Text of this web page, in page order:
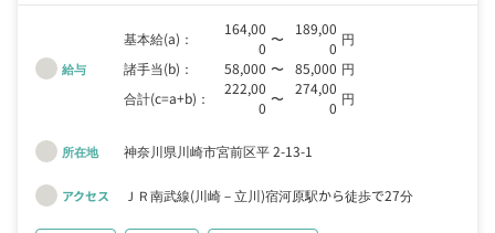
給与
基本給(a)：
164,00
0
〜
189,00
0
円
諸手当(b)：
58,000 〜 85,000 円
合計(c=a+b)：
222,00
0
〜
274,00
0
円
所在地 神奈川県川崎市宮前区平 2-13-1
アクセス ＪＲ南武線(川崎－立川)宿河原駅から徒歩で27分